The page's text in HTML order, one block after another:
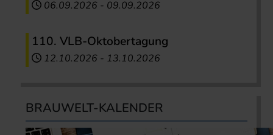
06.09.2026 - 09.09.2026
110. VLB-Oktobertagung
12.10.2026 - 13.10.2026
BRAUWELT-KALENDER